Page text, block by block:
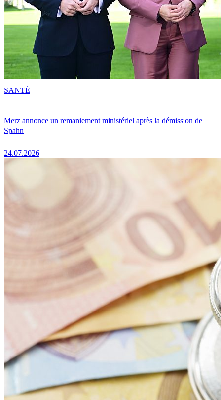
Merz annonce un remaniement ministériel après la démission de
Spahn
24.07.2026
SANTÉ